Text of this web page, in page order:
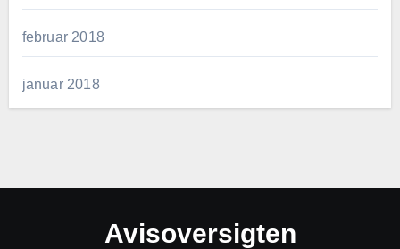
februar 2018
januar 2018
Avisoversigten